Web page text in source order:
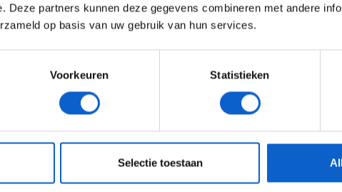
Deze partners kunnen deze gegevens combineren met andere
op basis van uw gebruik van hun services.
Voorkeuren Statistieken
Selectie toestaan
achter desafety car.De auto van Alonso is nog
and Alonso's car is being recovered ⚠️#F1
Toon alle kansspelenadvertenties (24+)
JONGER DAN 24 24 JAAR OF OUDER
onsprivacybeleidvoor meer informatie over gegevensgebruik en -